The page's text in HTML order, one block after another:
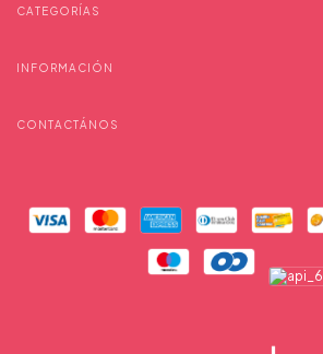
CATEGORÍAS
INFORMACIÓN
CONTACTÁNOS